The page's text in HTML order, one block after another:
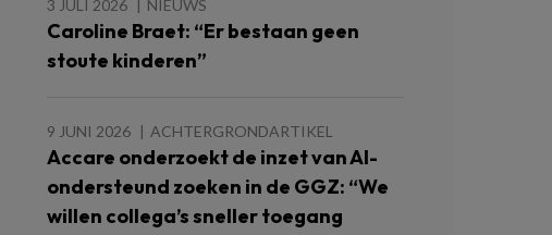
3 JULI 2026 NIEUWS
Caroline Braet: “Er bestaan geen
stoute kinderen”
9 JUNI 2026 ACHTERGRONDARTIKEL
Accare onderzoekt de inzet van AI-
ondersteund zoeken in de GGZ: “We
willen collega’s sneller toegang